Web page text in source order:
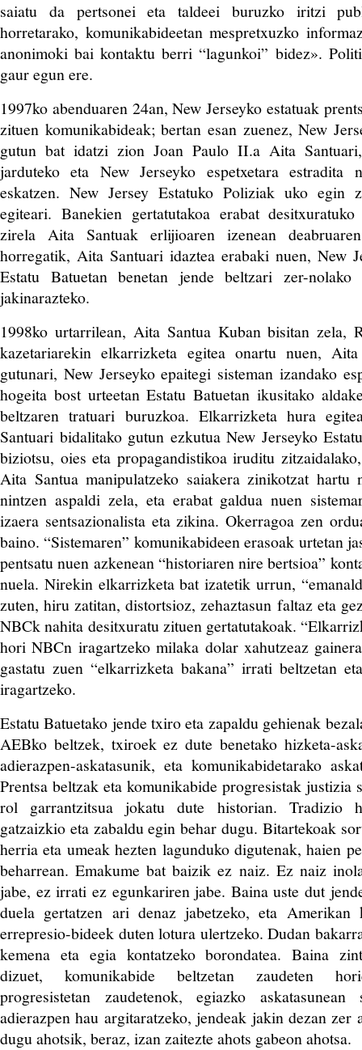
saiatu da pertsonei eta taldeei buruzko iritzi
horretarako, komunikabideetan mespretxuzko
anonimoki bai kontaktu berri “lagunkoi” bidez».
gaur egun ere.
1997ko abenduaren 24an, New Jerseyko estatuak
zituen komunikabideak; bertan esan zuenez, New
gutun bat idatzi zion Joan Paulo II.a Aita
jarduteko eta New Jerseyko espetxetara estradita
eskatzen. New Jersey Estatuko Poliziak uko egin
egiteari. Banekien gertatutakoa erabat
zirela Aita Santuak erlijioaren izenean
horregatik, Aita Santuari idaztea erabaki nuen, New
Estatu Batuetan benetan jende beltzari zer-nolako
jakinarazteko.
1998ko urtarrilean, Aita Santua Kuban bisitan zela,
kazetariarekin elkarrizketa egitea onartu nuen,
gutunari, New Jerseyko epaitegi sisteman izandako
hogeita bost urteetan Estatu Batuetan ikusitako
beltzaren tratuari buruzkoa. Elkarrizketa hura
Santuari bidalitako gutun ezkutua New Jerseyko
biziotsu, oies eta propagandistikoa iruditu
Aita Santua manipulatzeko saiakera zinikotzat hartu
nintzen aspaldi zela, eta erabat galdua nuen
izaera sentsazionalista eta zikina. Okerragoa zen
baino. “Sistemaren” komunikabideen erasoak urtetan
pentsatu nuen azkenean “historiaren nire bertsioa”
nuela. Nirekin elkarrizketa bat izatetik urrun,
zuten, hiru zatitan, distortsioz, zehaztasun faltaz eta
NBCk nahita desitxuratu zituen gertatutakoak.
hori NBCn iragartzeko milaka dolar xahutzeaz
gastatu zuen “elkarrizketa bakana” irrati beltzetan
iragartzeko.
Estatu Batuetako jende txiro eta zapaldu gehienak
AEBko beltzek, txiroek ez dute benetako hizketa-
adierazpen-askatasunik, eta komunikabidetarako
Prentsa beltzak eta komunikabide progresistak justizia
rol garrantzitsua jokatu dute historian. Tradizio
gatzaizkio eta zabaldu egin behar dugu. Bitartekoak
herria eta umeak hezten lagunduko digutenak, haien
beharrean. Emakume bat baizik ez naiz. Ez naiz
jabe, ez irrati ez egunkariren jabe. Baina uste dut
duela gertatzen ari denaz jabetzeko, eta Amerikan
errepresio-bideek duten lotura ulertzeko. Dudan
kemena eta egia kontatzeko borondatea. Baina
dizuet, komunikabide beltzetan zaudeten
progresistetan zaudetenok, egiazko askatasunean
adierazpen hau argitaratzeko, jendeak jakin dezan zer
dugu ahotsik, beraz, izan zaitezte ahots gabeon ahotsa.